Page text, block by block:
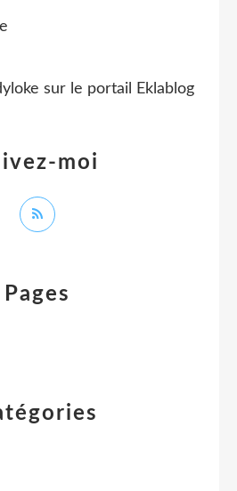
Pages
moi
sur le portail Eklablog